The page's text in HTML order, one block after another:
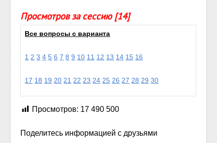
Просмотров за сессию [14]
Все вопросы с варианта
1 2 3 4 5 6 7 8 9 10 11 12 13 14 15 16
17 18 19 20 21 22 23 24 25 26 27 28 29 30
Просмотров: 17 490 500
Поделитесь информацией с друзьями